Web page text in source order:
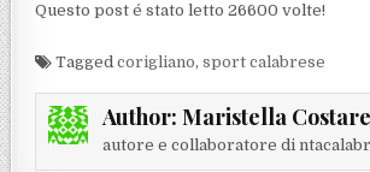
Questo post é stato letto 26600 volte!
Taggedcorigliano,sport calabrese
Author: Maristella
autore e collaboratore di